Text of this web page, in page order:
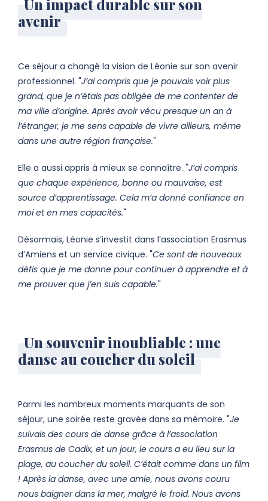
Un impact durable sur son
avenir
Ce séjour a changé la vision de Léonie sur son avenir
professionnel. "J’ai compris que je pouvais voir plus
grand, que je n’étais pas obligée de me contenter de
ma ville d’origine. Après avoir vécu presque un an à
l’étranger, je me sens capable de vivre ailleurs, même
dans une autre région française."
Elle a aussi appris à mieux se connaître. "J’ai compris
que chaque expérience, bonne ou mauvaise, est
source d’apprentissage. Cela m’a donné confiance en
moi et en mes capacités."
Désormais, Léonie s’investit dans l’association Erasmus
d’Amiens et un service civique. "Ce sont de nouveaux
défis que je me donne pour continuer à apprendre et à
me prouver que j’en suis capable."
Un souvenir inoubliable : une
danse au coucher du soleil
Parmi les nombreux moments marquants de son
séjour, une soirée reste gravée dans sa mémoire. "Je
suivais des cours de danse grâce à l’association
Erasmus de Cadix, et un jour, le cours a eu lieu sur la
plage, au coucher du soleil. C’était comme dans un film
! Après la danse, avec une amie, nous avons couru
nous baigner dans la mer, malgré le froid. Nous avons